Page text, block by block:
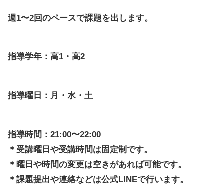
週1〜2回のペースで課題を出します。
指導学年：高1・高2
指導曜日： 月・ 水・土
指導時間：21:00〜22:00
＊受講曜日や受講時間は固定制です。
＊曜日や時間の変更は空きがあれば可能です。
＊課題提出や連絡などは公式LINEで行います。